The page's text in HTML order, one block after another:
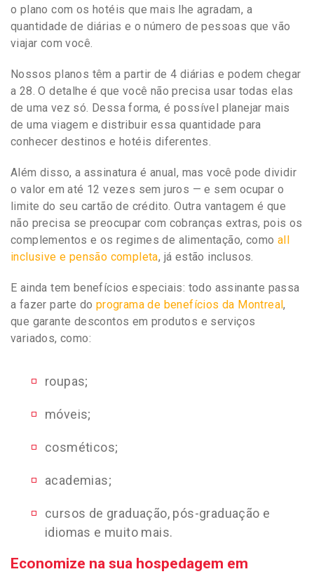
o plano com os hotéis que mais lhe agradam, a
quantidade de diárias e o número de pessoas que vão
viajar com você.
Nossos planos têm a partir de 4 diárias e podem chegar
a 28. O detalhe é que você não precisa usar todas elas
de uma vez só. Dessa forma, é possível planejar mais
de uma viagem e distribuir essa quantidade para
conhecer destinos e hotéis diferentes.
Além disso, a assinatura é anual, mas você pode dividir
o valor em até 12 vezes sem juros — e sem ocupar o
limite do seu cartão de crédito. Outra vantagem é que
não precisa se preocupar com cobranças extras, pois os
complementos e os regimes de alimentação, como all
inclusive e pensão completa, já estão inclusos.
E ainda tem benefícios especiais: todo assinante passa
a fazer parte do programa de benefícios da Montreal,
que garante descontos em produtos e serviços
variados, como:
roupas;
móveis;
cosméticos;
academias;
cursos de graduação, pós-graduação e
idiomas e muito mais.
Economize na sua hospedagem em